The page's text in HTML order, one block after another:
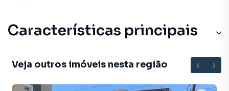
Características principais
Veja outros imóveis nesta região